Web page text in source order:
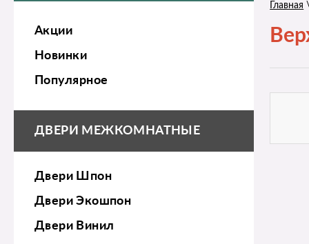
Акции
Новинки
Популярное
ДВЕРИ МЕЖКОМНАТНЫЕ
Двери Шпон
Двери Экошпон
Двери Винил
Главная